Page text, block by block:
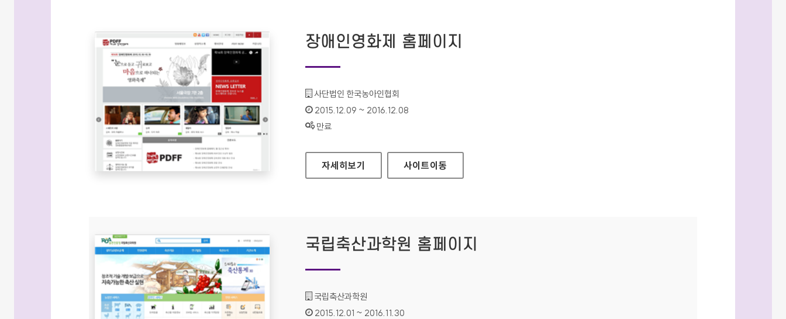
장애인영화제 홈페이지
기관명 :
사단법인 한국농아인협회
인증기간 :
2015.12.09 ~ 2016.12.08
상태 :
만료
장애인영화제 홈페이지
자세히보기 사이트이동
국립축산과학원 홈페이지
기관명 :
국립축산과학원
인증기간 :
2015.12.01 ~ 2016.11.30